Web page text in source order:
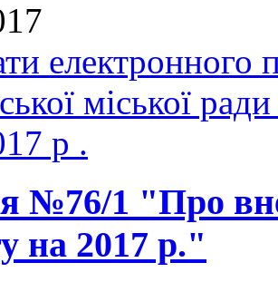
електронного
міської
р .
№76/1 "Про
на 2017 р."